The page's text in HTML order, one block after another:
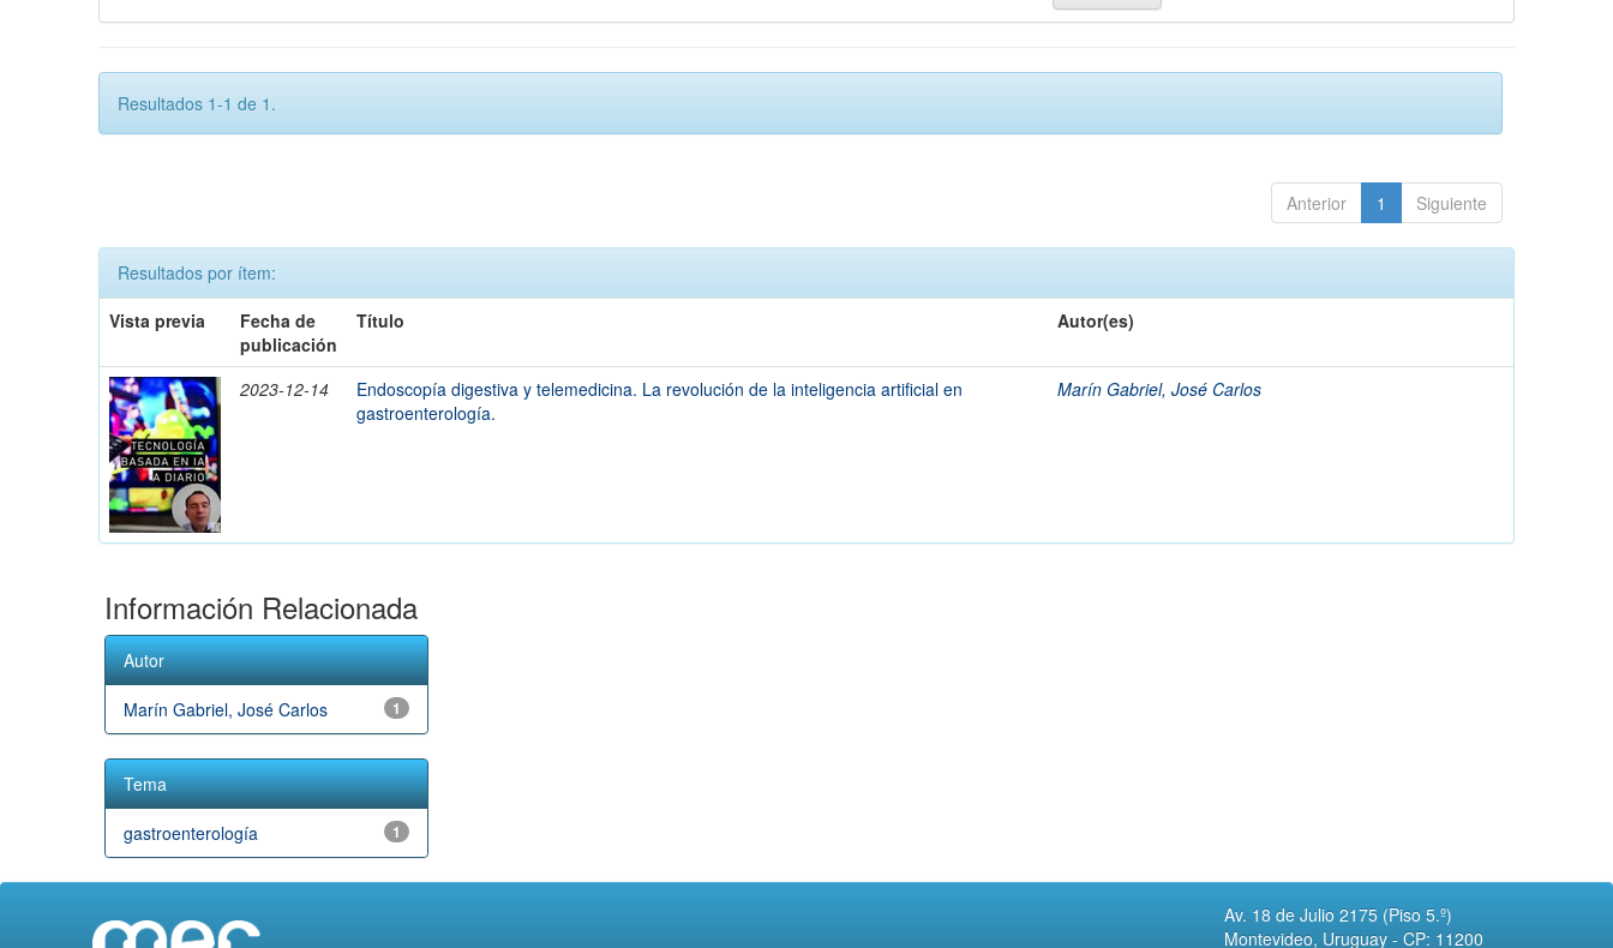
Resultados 1-1 de 1.
Anterior 1 Siguiente
Resultados por ítem:
Vista previa
Fecha de
publicación
Título Autor(es)
2023-12-14
Endoscopía digestiva y telemedicina. La revolución de la inteligencia artificial en
gastroenterología.
Marín Gabriel, José Carlos
Información Relacionada
Autor
1
Marín Gabriel, José Carlos
Tema
1
gastroenterología
Av. 18 de Julio 2175 (Piso 5.º)
Montevideo, Uruguay - CP: 11200